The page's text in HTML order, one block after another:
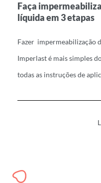
Faça
líquida em 3 etapas
Fazer impermeabilização
Imperlast é mais simples
todas as instruções de